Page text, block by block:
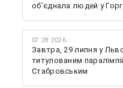
об’єднала людей у
07.28.2026
Завтра, 29 липня у
титулованим
Стабровським